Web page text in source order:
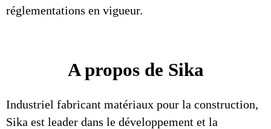
réglementations en vigueur.
A propos de Sika
Industriel fabricant matériaux pour la construction,
Sika est leader dans le développement et la